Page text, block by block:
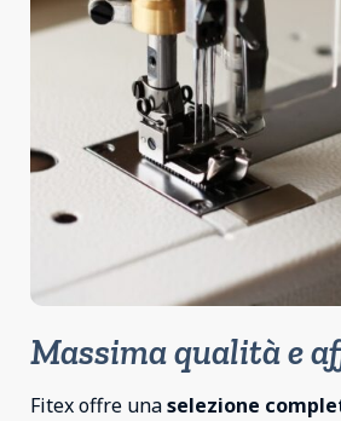
Massima qualità e
Fitex offre unaselezione